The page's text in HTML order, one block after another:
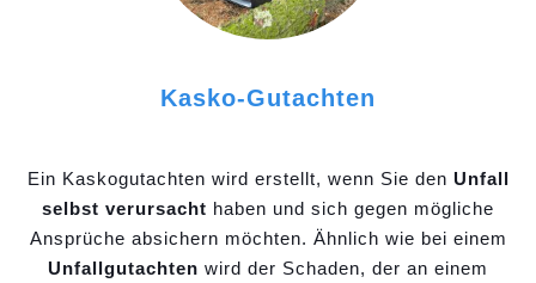
Kasko-Gutachten
Ein Kaskogutachten wird erstellt, wenn Sie den Unfall
selbst verursacht haben und sich gegen mögliche
Ansprüche absichern möchten. Ähnlich wie bei einem
Unfallgutachten wird der Schaden, der an einem